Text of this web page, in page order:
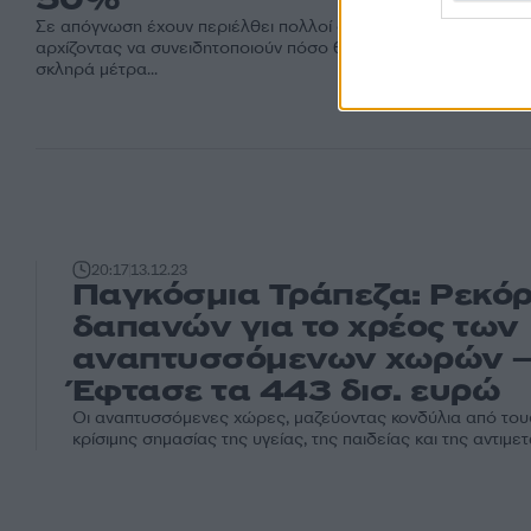
Σε απόγνωση έχουν περιέλθει πολλοί άνθρωποι στην
αρχίζοντας να συνειδητοποιούν πόσο θα επηρεαστούν από τα
σκληρά μέτρα...
20:1713.12.23
Παγκόσμια Τράπεζα:
δαπανών για το χρέος των
αναπτυσσόμενων χωρών
Έφτασε τα 443 δισ. ευρώ
Οι αναπτυσσόμενες χώρες, μαζεύοντας κονδύλια από
κρίσιμης σημασίας της υγείας, της παιδείας και της